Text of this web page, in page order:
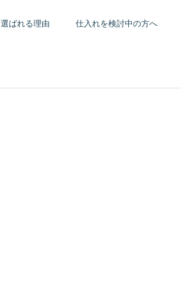
選ばれる理由 仕入れを検討中の方へ